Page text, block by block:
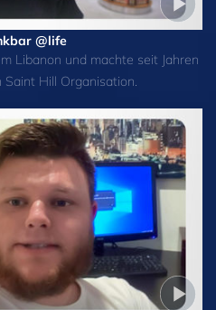
@life
Libanon und machte seit Jahren
Hill Organisation.